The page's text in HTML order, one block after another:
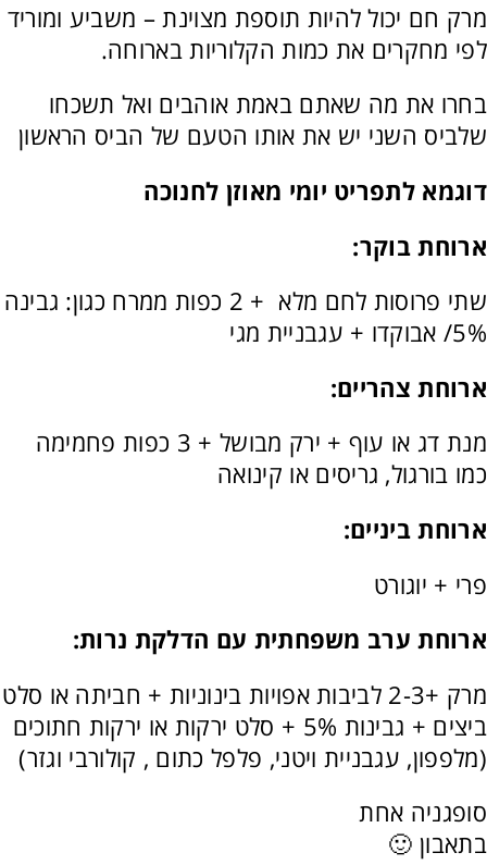
מרק חם יכול להיות תוספת מצוינת – משביע ומוריד
לפי מחקרים את כמות הקלוריות בארוחה.
בחרו את מה שאתם באמת אוהבים ואל תשכחו
שלביס השני יש את אותו הטעם של הביס הראשון
דוגמא לתפריט יומי מאוזן לחנוכה
ארוחת בוקר:
שתי פרוסות לחם מלא + 2 כפות ממרח כגון: גבינה
5%/ אבוקדו + עגבניית מגי
ארוחת צהריים:
מנת דג או עוף + ירק מבושל + 3 כפות פחמימה
כמו בורגול, גריסים או קינואה
ארוחת ביניים:
פרי + יוגורט
ארוחת ערב משפחתית עם הדלקת נרות:
מרק +2-3 לביבות אפויות בינוניות + חביתה או סלט
ביצים + גבינות 5% + סלט ירקות או ירקות חתוכים
(מלפפון, עגבניית ויטני, פלפל כתום , קולורבי וגזר)
סופגניה אחת
בתאבון 🙂